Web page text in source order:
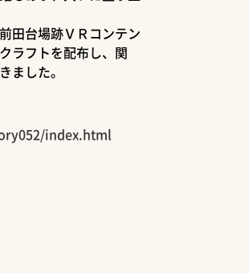
田台場跡ＶＲコンテン
ラフトを配布し、関
ました。
index.html